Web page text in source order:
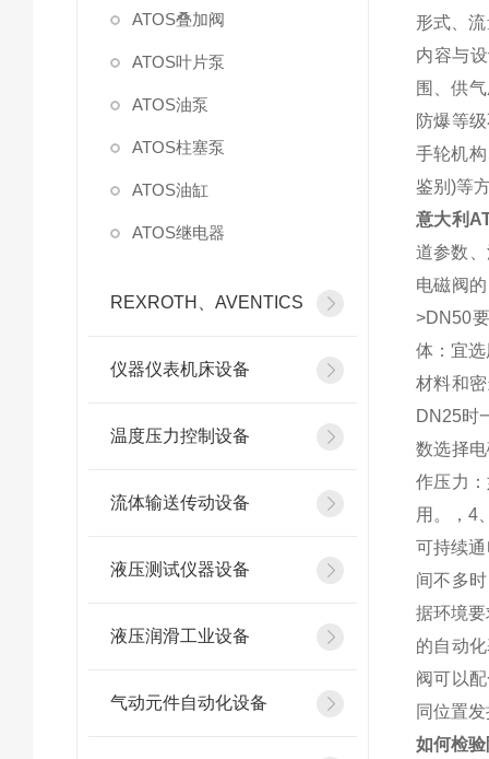
ATOS叠加阀
ATOS叶片泵
ATOS油泵
ATOS柱塞泵
ATOS油缸
ATOS继电器
REXROTH、AVENTICS
仪器仪表机床设备
温度压力控制设备
流体输送传动设备
液压测试仪器设备
液压润滑工业设备
气动元件自动化设备
形式、
内容与
围、供
防爆等
手轮机
鉴别)等
意大利
道参数
电磁阀
>DN50
体：宜
材料和
DN25时
数选择
作压力
用。，4
可持续
间不多
据环境
的自动
阀可以
同位置
如何检